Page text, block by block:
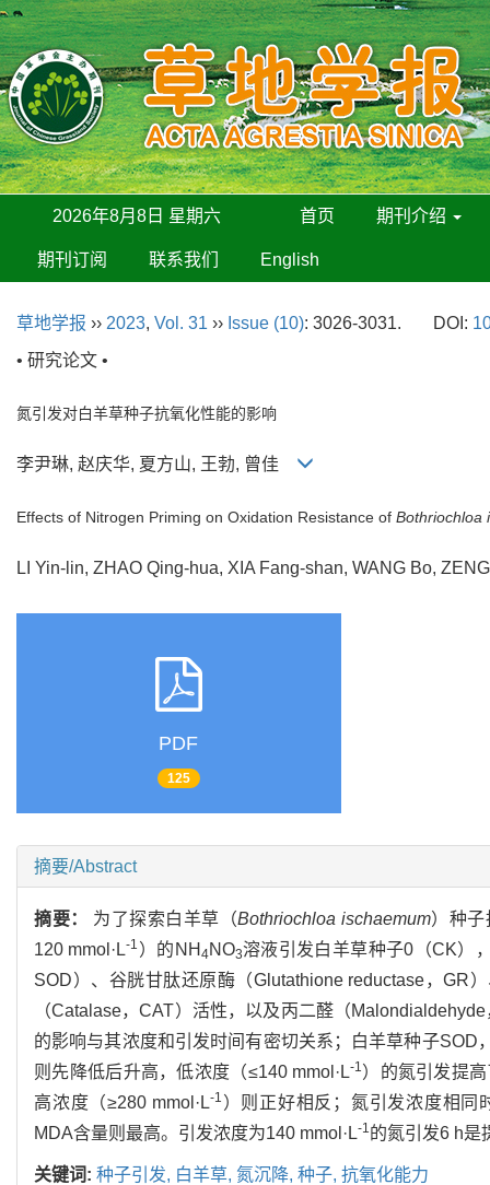
2026年8月8日 星期六 首页 期刊介绍
期刊订阅 联系我们 English
草地学报 ›› 2023, Vol. 31 ›› Issue (10): 3026-3031. DOI:
• 研究论文 •
氮引发对白羊草种子抗氧化性能的影响
李尹琳, 赵庆华, 夏方山, 王勃, 曾佳
Effects of Nitrogen Priming on Oxidation Resistance of Bothriochloa
LI Yin-lin, ZHAO Qing-hua, XIA Fang-shan, WANG Bo,
PDF
125
摘要/Abstract
摘要： 为了探索白羊草（Bothriochloa ischaemum）种子
120 mmol·L-1 ）的NH 4NO3溶液引发白羊草种子0（CK）
SOD）、谷胱甘肽还原酶（Glutathione reductase，GR
（Catalase，CAT）活性，以及丙二醛（
的影响与其浓度和引发时间有密切关系；白羊草种子
则先降低后升高，低浓度（≤140 mmol·L-1 ）的氮引发提
高浓度（≥280 mmol·L-1 ）则正好相反；氮引发浓度相同
MDA含量则最高。引发浓度为140 mmol·L-1 的氮引发6 h是
关键词: 种子引发, 白羊草, 氮沉降, 种子, 抗氧化能力